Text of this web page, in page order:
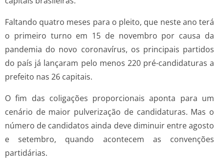
Faltando quatro meses para o pleito, que neste ano terá
o primeiro turno em 15 de novembro por causa da
pandemia do novo coronavírus, os principais partidos
do país já lançaram pelo menos 220 pré-candidaturas a
prefeito nas 26 capitais.
O fim das coligações proporcionais aponta para um
cenário de maior pulverização de candidaturas. Mas o
número de candidatos ainda deve diminuir entre agosto
e setembro, quando acontecem as convenções
partidárias.